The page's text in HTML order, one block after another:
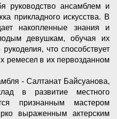
руководство ансамблем и
прикладного искусства. В
накопленные знания и
девушкам, обучая их
что способствует
ремесел в их первозданном
- Салтанат Байсуанова,
в развитие местного
признанным мастером
выраженным актерским